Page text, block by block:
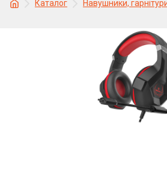
Каталог Навушники,